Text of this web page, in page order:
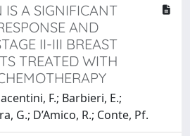
IS A SIGNIFICANT
AND
II-III BREAST
TREATED WITH
F.; Barbieri, E.;
G.; D’Amico, R.; Conte, Pf.